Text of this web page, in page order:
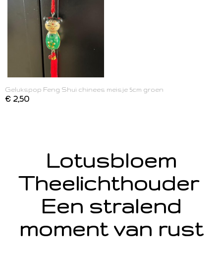
Gelukspop Feng Shui chinees meisje 5cm groen
€ 2,50
Lotusbloem
Theelichthouder
Een stralend
moment van rust